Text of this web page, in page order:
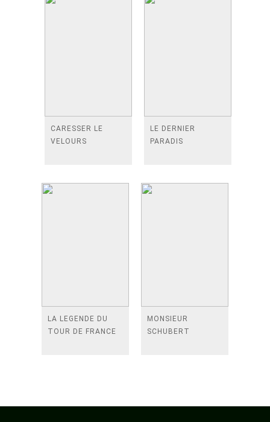
CARESSER LE
VELOURS
LE DERNIER
PARADIS
LA LEGENDE DU
TOUR DE FRANCE
MONSIEUR
SCHUBERT